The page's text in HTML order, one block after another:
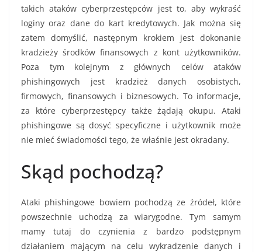
takich ataków cyberprzestępców jest to, aby wykraść
loginy oraz dane do kart kredytowych. Jak można się
zatem domyślić, następnym krokiem jest dokonanie
kradzieży środków finansowych z kont użytkowników.
Poza tym kolejnym z głównych celów ataków
phishingowych jest kradzież danych osobistych,
firmowych, finansowych i biznesowych. To informacje,
za które cyberprzestępcy także żądają okupu. Ataki
phishingowe są dosyć specyficzne i użytkownik może
nie mieć świadomości tego, że właśnie jest okradany.
Skąd pochodzą?
Ataki phishingowe bowiem pochodzą ze źródeł, które
powszechnie uchodzą za wiarygodne. Tym samym
mamy tutaj do czynienia z bardzo podstępnym
działaniem mającym na celu wykradzenie danych i